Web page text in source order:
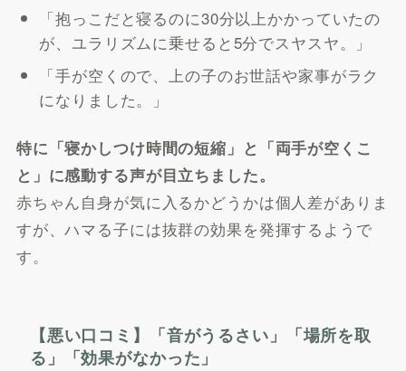
「抱っこだと寝るのに30分以上かかっていたの
が、ユラリズムに乗せると5分でスヤスヤ。」
「手が空くので、上の子のお世話や家事がラク
になりました。」
特に「寝かしつけ時間の短縮」と「両手が空くこ
と」に感動する声が目立ちました。
赤ちゃん自身が気に入るかどうかは個人差がありま
すが、ハマる子には抜群の効果を発揮するようで
す。
【悪い口コミ】「音がうるさい」「場所を取
る」「効果がなかった」